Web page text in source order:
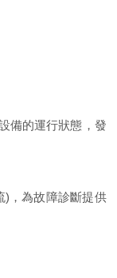
備的運行狀態，發
為故障診斷提供